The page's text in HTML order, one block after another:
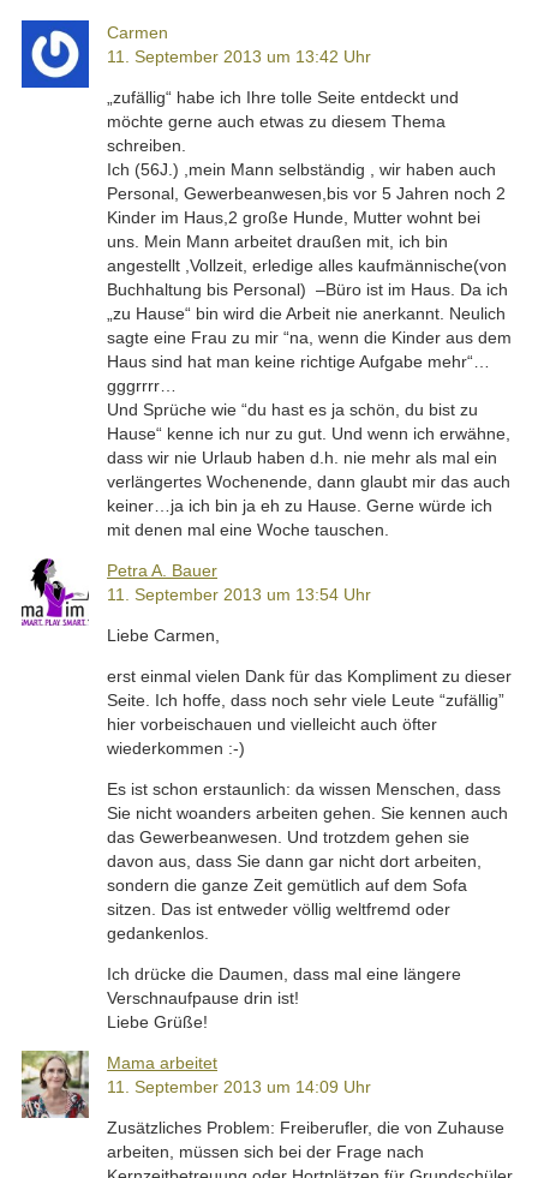
Carmen
11. September 2013 um 13:42 Uhr
„zufällig“ habe ich Ihre tolle Seite entdeckt und
möchte gerne auch etwas zu diesem Thema
schreiben.
Ich (56J.) ,mein Mann selbständig , wir haben auch
Personal, Gewerbeanwesen,bis vor 5 Jahren noch 2
Kinder im Haus,2 große Hunde, Mutter wohnt bei
uns. Mein Mann arbeitet draußen mit, ich bin
angestellt ,Vollzeit, erledige alles kaufmännische(von
Buchhaltung bis Personal) –Büro ist im Haus. Da ich
„zu Hause“ bin wird die Arbeit nie anerkannt. Neulich
sagte eine Frau zu mir “na, wenn die Kinder aus dem
Haus sind hat man keine richtige Aufgabe mehr“…
gggrrrr…
Und Sprüche wie “du hast es ja schön, du bist zu
Hause“ kenne ich nur zu gut. Und wenn ich erwähne,
dass wir nie Urlaub haben d.h. nie mehr als mal ein
verlängertes Wochenende, dann glaubt mir das auch
keiner…ja ich bin ja eh zu Hause. Gerne würde ich
mit denen mal eine Woche tauschen.
Petra A. Bauer
11. September 2013 um 13:54 Uhr
Liebe Carmen,
erst einmal vielen Dank für das Kompliment zu dieser
Seite. Ich hoffe, dass noch sehr viele Leute “zufällig”
hier vorbeischauen und vielleicht auch öfter
wiederkommen :-)
Es ist schon erstaunlich: da wissen Menschen, dass
Sie nicht woanders arbeiten gehen. Sie kennen auch
das Gewerbeanwesen. Und trotzdem gehen sie
davon aus, dass Sie dann gar nicht dort arbeiten,
sondern die ganze Zeit gemütlich auf dem Sofa
sitzen. Das ist entweder völlig weltfremd oder
gedankenlos.
Ich drücke die Daumen, dass mal eine längere
Verschnaufpause drin ist!
Liebe Grüße!
Mama arbeitet
11. September 2013 um 14:09 Uhr
Zusätzliches Problem: Freiberufler, die von Zuhause
arbeiten, müssen sich bei der Frage nach